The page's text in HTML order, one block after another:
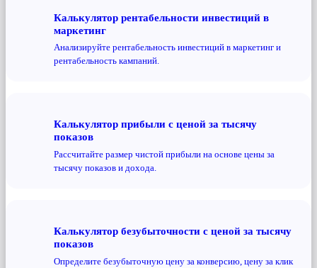
Калькулятор рентабельности инвестиций в
маркетинг
Анализируйте рентабельность инвестиций в маркетинг и
рентабельность кампаний.
Калькулятор прибыли с ценой за тысячу
показов
Рассчитайте размер чистой прибыли на основе цены за
тысячу показов и дохода.
Калькулятор безубыточности с ценой за тысячу
показов
Определите безубыточную цену за конверсию, цену за клик